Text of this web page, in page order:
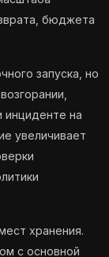
бюджета
запуска, но
инциденте на
увеличивает
хранения.
с основной